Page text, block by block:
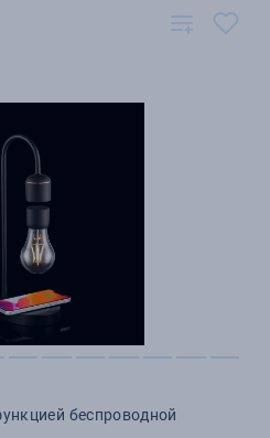
беспроводной